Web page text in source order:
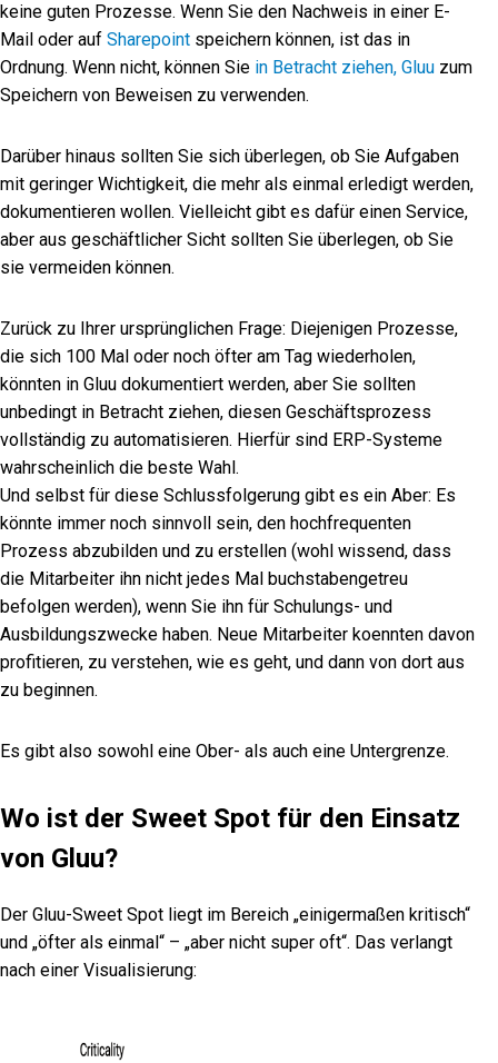
keine guten Prozesse. Wenn Sie den Nachweis in einer E-
Mail oder auf Sharepoint speichern können, ist das in
Ordnung. Wenn nicht, können Sie in Betracht ziehen, Gluu zum
Speichern von Beweisen zu verwenden.
Darüber hinaus sollten Sie sich überlegen, ob Sie Aufgaben
mit geringer Wichtigkeit, die mehr als einmal erledigt werden,
dokumentieren wollen. Vielleicht gibt es dafür einen Service,
aber aus geschäftlicher Sicht sollten Sie überlegen, ob Sie
sie vermeiden können.
Zurück zu Ihrer ursprünglichen Frage: Diejenigen Prozesse,
die sich 100 Mal oder noch öfter am Tag wiederholen,
könnten in Gluu dokumentiert werden, aber Sie sollten
unbedingt in Betracht ziehen, diesen Geschäftsprozess
vollständig zu automatisieren. Hierfür sind ERP-Systeme
wahrscheinlich die beste Wahl.
Und selbst für diese Schlussfolgerung gibt es ein Aber: Es
könnte immer noch sinnvoll sein, den hochfrequenten
Prozess abzubilden und zu erstellen (wohl wissend, dass
die Mitarbeiter ihn nicht jedes Mal buchstabengetreu
befolgen werden), wenn Sie ihn für Schulungs- und
Ausbildungszwecke haben. Neue Mitarbeiter koennten davon
profitieren, zu verstehen, wie es geht, und dann von dort aus
zu beginnen.
Es gibt also sowohl eine Ober- als auch eine Untergrenze.
Wo ist der Sweet Spot für den Einsatz
von Gluu?
Der Gluu-Sweet Spot liegt im Bereich „einigermaßen kritisch“
und „öfter als einmal“ – „aber nicht super oft“. Das verlangt
nach einer Visualisierung: